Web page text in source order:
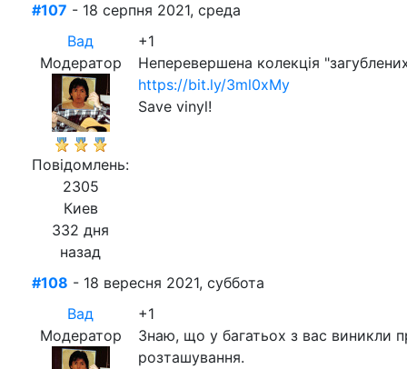
#107 - 18 серпня 2021, среда
Вад
Модератор
Повідомлень:
2305
Киев
332 дня
назад
+1
Неперевершена колекція
https://bit.ly/3ml0xMy
Save vinyl!
#108 - 18 вересня 2021, суббота
Вад
Модератор
+1
Знаю, що у багатьох з вас виникли
розташування.